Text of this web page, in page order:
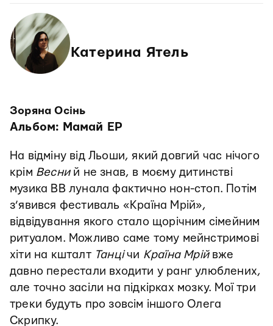
Катерина Ятель
Зоряна Осінь
Альбом: Мамай EP
На відміну від Льоши, який довгий час нічого
крім Весний не знав, в моєму дитинстві
музика ВВ лунала фактично нон-стоп. Потім
з’явився фестиваль «Країна Мрій»,
відвідування якого стало щорічним сімейним
ритуалом. Можливо саме тому мейнстримові
хіти на кшталт Танцічи Країна Мрійвже
давно перестали входити у ранг улюблених,
але точно засіли на підкірках мозку. Мої три
треки будуть про зовсім іншого Олега
Скрипку.